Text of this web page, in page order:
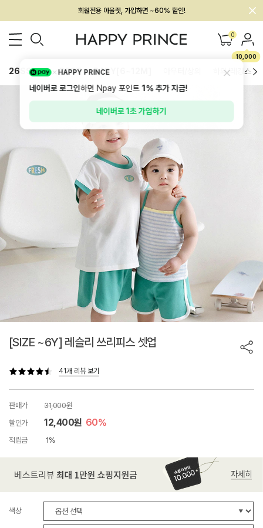
멤버십 최대 28,000원 혜택
0
10,000
26SS 신상 BEST BABY[6~12M] 하의/레깅스
[SIZE ~6Y] 레슬리 쓰리피스 셋업
41개 리뷰 보기
판매가
31,000원
할인가
12,400원 60%
적립금 1%
색상
HAPPY PRINCE
네이버로 로그인하면 Npay 포인트1%추가 지급!
네이버로 1초 가입하기